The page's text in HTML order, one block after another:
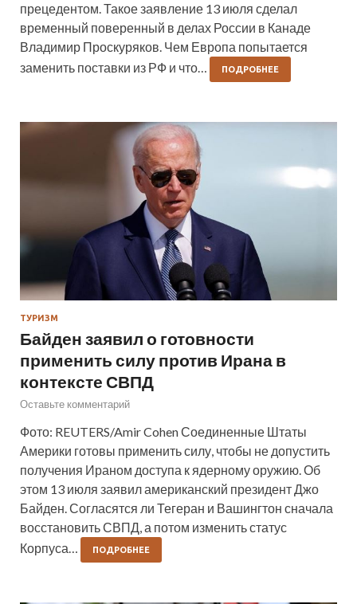
прецедентом. Такое заявление 13 июля сделал
временный поверенный в делах России в Канаде
Владимир Проскуряков. Чем Европа попытается
заменить поставки из РФ и что…
ПОДРОБНЕЕ
ТУРИЗМ
Байден заявил о готовности
применить силу против Ирана в
контексте СВПД
Оставьте комментарий
Фото: REUTERS/Amir Cohen Соединенные Штаты
Америки готовы применить силу, чтобы не допустить
получения Ираном доступа к ядерному оружию. Об
этом 13 июля заявил американский президент Джо
Байден. Согласятся ли Тегеран и Вашингтон сначала
восстановить СВПД, а потом изменить статус
Корпуса…
ПОДРОБНЕЕ